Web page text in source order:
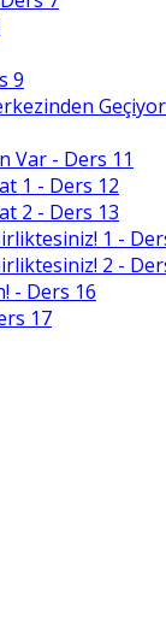
9
Var - Ders 11
1 - Ders 12
2 - Ders 13
1 -
2 -
- Ders 16
17